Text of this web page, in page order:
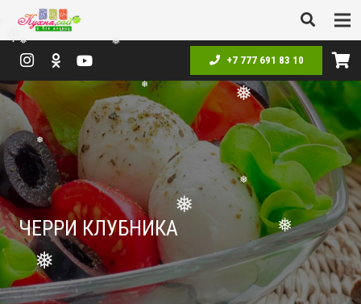
❅
❅
❅
❅
❅
❅
❅
❅
❅
+7 777 691 83 10
ЧЕРРИ КЛУБНИКА